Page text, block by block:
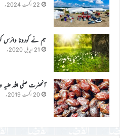
22 اگست 2024ء
ہم نے کورونا وائرس
21 اپریل 2020ء
آنحضرت صلی اللہ
20 اگست 2019ء